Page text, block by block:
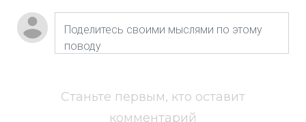
Станьте первым, кто оставит
комментарий